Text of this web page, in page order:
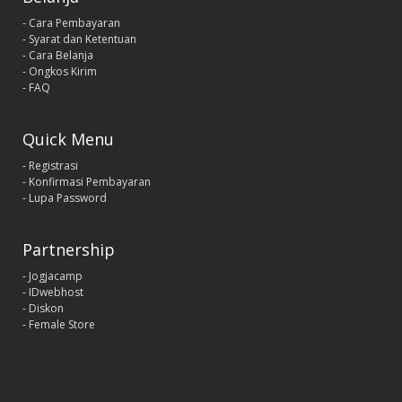
- Cara Pembayaran
- Syarat dan Ketentuan
- Cara Belanja
- Ongkos Kirim
- FAQ
Quick Menu
- Registrasi
- Konfirmasi Pembayaran
- Lupa Password
Partnership
- Jogjacamp
- IDwebhost
- Diskon
- Female Store